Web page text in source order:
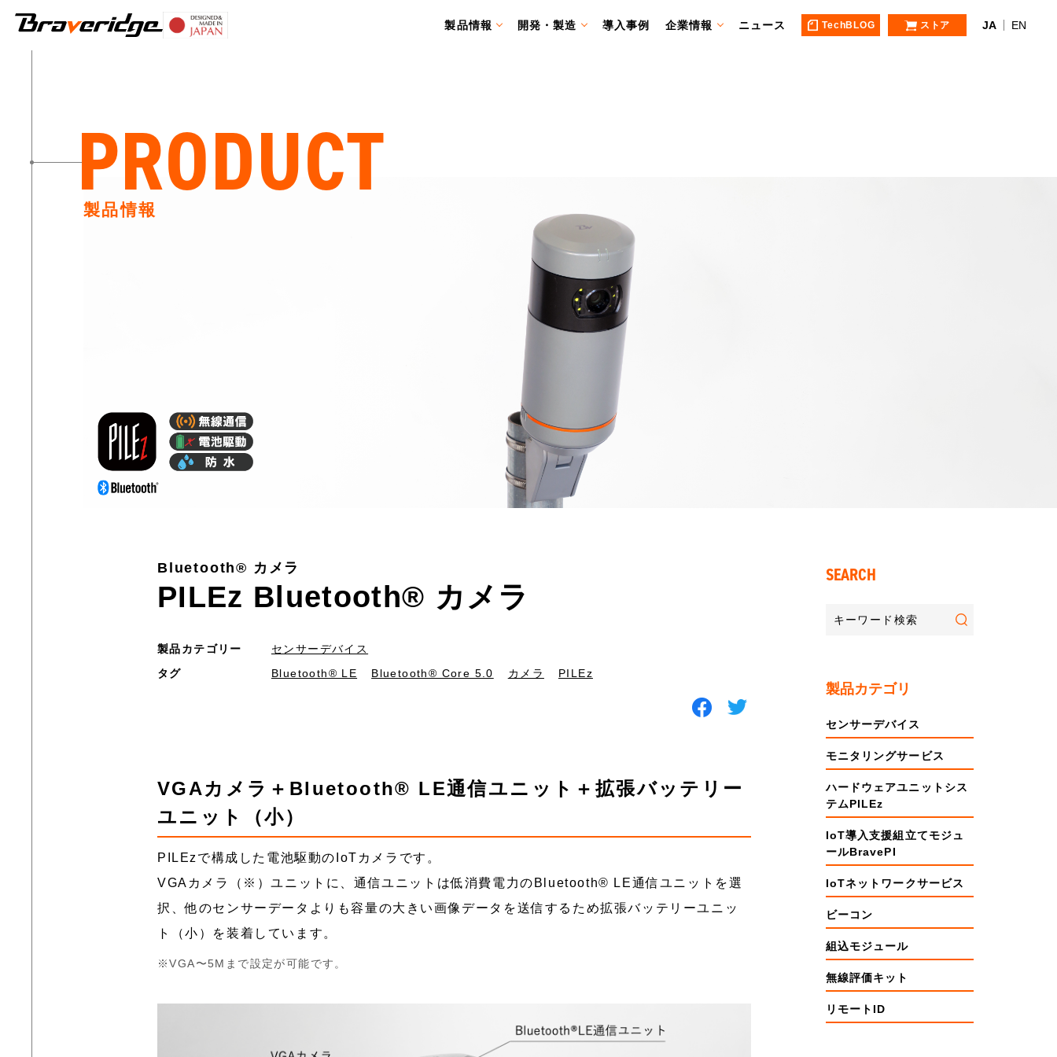
Braveridge
製品情報
開発・製造 導入事例 企業情報 ニュース TechBLOG ストア JA EN
PRODUCT
製品情報
Bluetooth® カメラ
PILEz Bluetooth® カメラ
製品カテゴリー
センサーデバイス
タグ
Bluetooth®︎ LE Bluetooth® Core 5.0 カメラ PILEz
VGAカメラ＋Bluetooth® LE通信ユニット＋拡張バッテリー
ユニット（小）
PILEzで構成した電池駆動のIoTカメラです。
VGAカメラ（※）ユニットに、通信ユニットは低消費電力のBluetooth® LE通信ユニットを選
択、他のセンサーデータよりも容量の大きい画像データを送信するため拡張バッテリーユニッ
ト（小）を装着しています。
VGA〜5Mまで設定が可能です。
SEARCH
製品カテゴリ
センサーデバイス
モニタリングサービス
ハードウェアユニットシス
テムPILEz
IoT導入支援組立てモジュ
ールBravePI
IoTネットワークサービス
ビーコン
組込モジュール
無線評価キット
リモートID